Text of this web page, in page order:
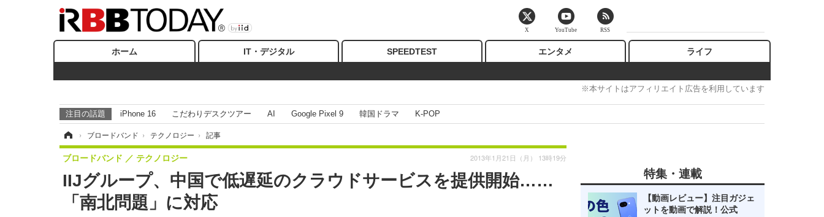
ホーム IT・デジタル SPEEDTEST エンタメ ライフ
※本サイトはアフィリエイト広告を利用しています
注目の話題 iPhone 16 こだわりデスクツアー AI Google Pixel 9 韓国ドラマ K-POP
› ブロードバンド › テクノロジー › 記事
IIJグループ、中国で低遅延のクラウドサービスを提供開始……
「南北問題」に対応
ブロードバンド テクノロジー 2013年1月21日（月） 13時19分
特集・連載
【動画レビュー】注目ガジェ
ットを動画で解説！公式
X YouTube RSS